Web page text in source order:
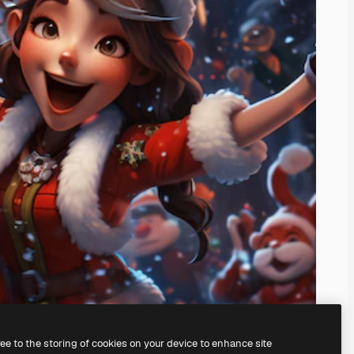
अपना खुद का बना सकते हैं।
to the storing of cookies on your device to enhance site